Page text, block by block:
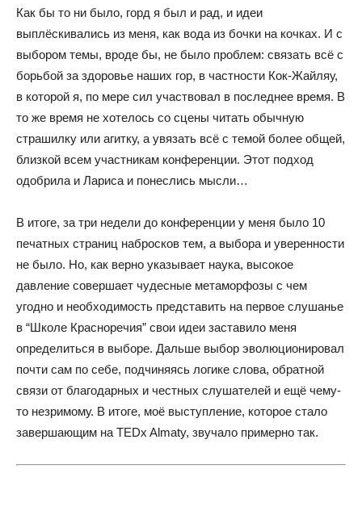
Как бы то ни было, горд я был и рад, и идеи
выплёскивались из меня, как вода из бочки на кочках. И с
выбором темы, вроде бы, не было проблем: связать всё с
борьбой за здоровье наших гор, в частности Кок-Жайляу,
в которой я, по мере сил участвовал в последнее время. В
то же время не хотелось со сцены читать обычную
страшилку или агитку, а увязать всё с темой более общей,
близкой всем участникам конференции. Этот подход
одобрила и Лариса и понеслись мысли…
В итоге, за три недели до конференции у меня было 10
печатных страниц набросков тем, а выбора и уверенности
не было. Но, как верно указывает наука, высокое
давление совершает чудесные метаморфозы с чем
угодно и необходимость представить на первое слушанье
в “Школе Красноречия” свои идеи заставило меня
определиться в выборе. Дальше выбор эволюционировал
почти сам по себе, подчиняясь логике слова, обратной
связи от благодарных и честных слушателей и ещё чему-
то незримому. В итоге, моё выступление, которое стало
завершающим на TEDx Almaty, звучало примерно так.